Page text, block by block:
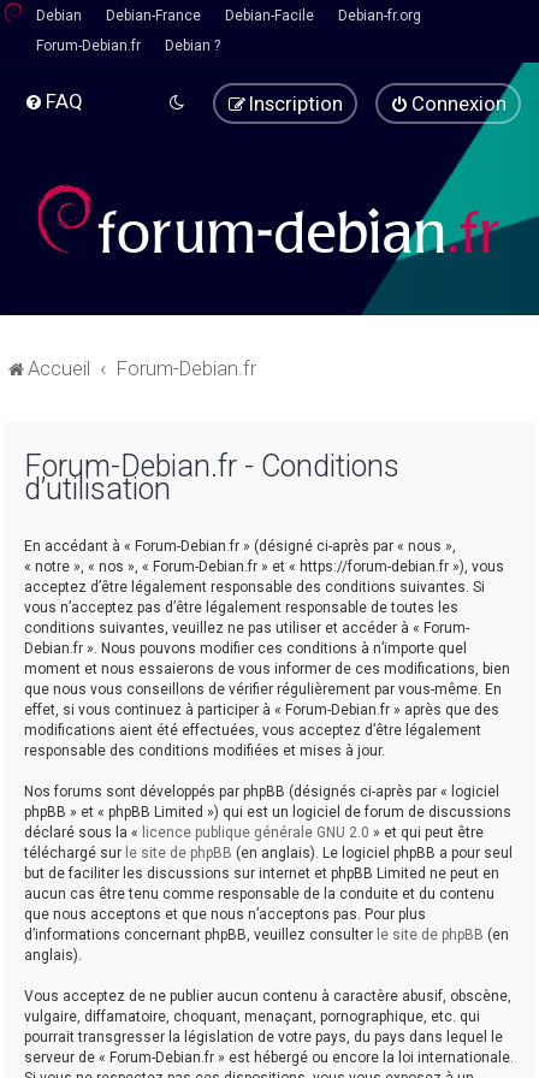
Debian Debian-France Debian-Facile
Debian-fr.org
Forum-Debian.fr
Debian ?
FAQ Connexion
Inscription
Accueil Forum-Debian.fr
Forum-Debian.fr - Conditions
d’utilisation
En accédant à « Forum-Debian.fr » (désigné ci-après par « nous »,
« notre », « nos », « Forum-Debian.fr » et « https://forum-debian.fr »), vous
acceptez d’être légalement responsable des conditions suivantes. Si
vous n’acceptez pas d’être légalement responsable de toutes les
conditions suivantes, veuillez ne pas utiliser et accéder à « Forum-
Debian.fr ». Nous pouvons modifier ces conditions à n’importe quel
moment et nous essaierons de vous informer de ces modifications, bien
que nous vous conseillons de vérifier régulièrement par vous-même. En
effet, si vous continuez à participer à « Forum-Debian.fr » après que des
modifications aient été effectuées, vous acceptez d’être légalement
responsable des conditions modifiées et mises à jour.
Nos forums sont développés par phpBB (désignés ci-après par « logiciel
phpBB » et « phpBB Limited ») qui est un logiciel de forum de discussions
déclaré sous la « licence publique générale GNU 2.0 » et qui peut être
téléchargé sur le site de phpBB (en anglais). Le logiciel phpBB a pour seul
but de faciliter les discussions sur internet et phpBB Limited ne peut en
aucun cas être tenu comme responsable de la conduite et du contenu
que nous acceptons et que nous n’acceptons pas. Pour plus
d’informations concernant phpBB, veuillez consulter le site de phpBB (en
anglais).
Vous acceptez de ne publier aucun contenu à caractère abusif, obscène,
vulgaire, diffamatoire, choquant, menaçant, pornographique, etc. qui
pourrait transgresser la législation de votre pays, du pays dans lequel le
serveur de « Forum-Debian.fr » est hébergé ou encore la loi internationale.